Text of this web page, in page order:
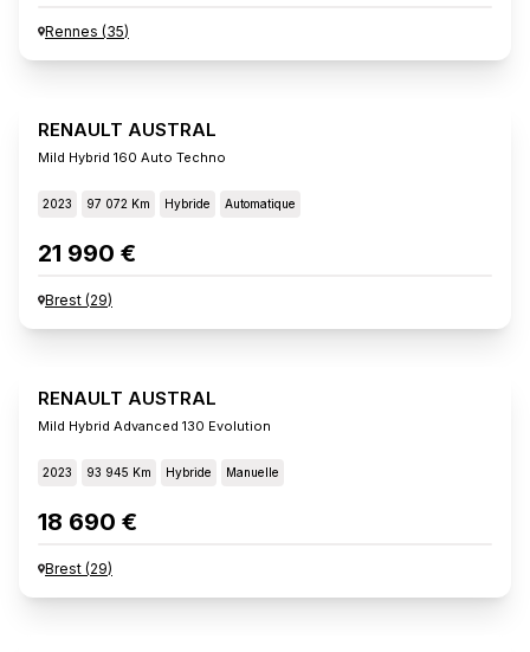
Rennes (35)
RENAULT AUSTRAL
Mild Hybrid 160 Auto Techno
2023 97 072 Km Hybride Automatique
21 990 €
Brest (29)
RENAULT AUSTRAL
Mild Hybrid Advanced 130 Evolution
2023 93 945 Km Hybride Manuelle
18 690 €
Brest (29)